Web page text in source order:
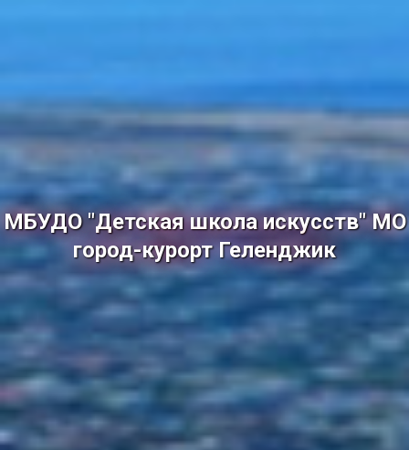
МБУДО "Детская школа искусств" МО
город-курорт Геленджик